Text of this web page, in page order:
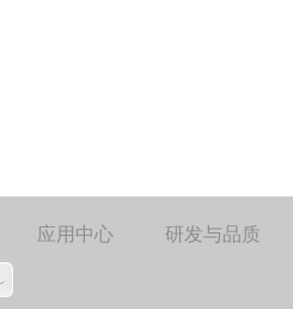
应用中心 研发与品质